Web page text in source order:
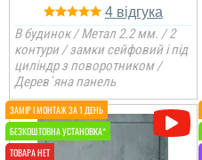
4
В будинок / Метал 2.2 мм. / 2
контури / замки сейфовий і під
циліндр з поворотником /
Дерев`яна панель